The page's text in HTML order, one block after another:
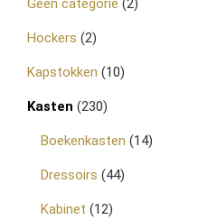
Hockers (2)
Kapstokken (10)
Kasten (230)
Boekenkasten (14)
Dressoirs (44)
Kabinet (12)